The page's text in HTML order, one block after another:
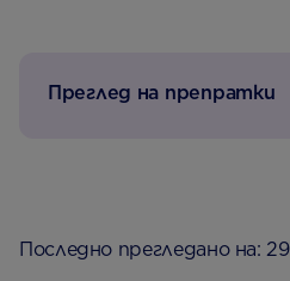
Преглед на препратки
Последно прегледано на: